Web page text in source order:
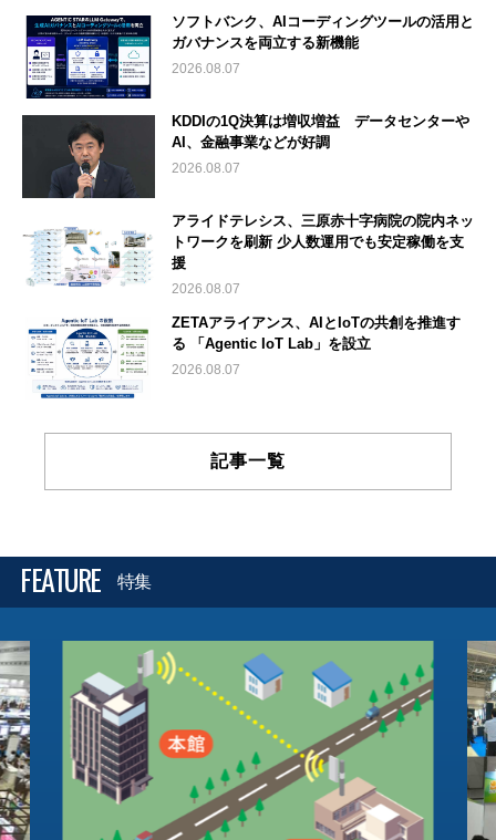
ソフトバンク、AIコーディングツールの活用と
ガバナンスを両立する新機能
2026.08.07
KDDIの1Q決算は増収増益 データセンターや
AI、金融事業などが好調
2026.08.07
アライドテレシス、三原赤十字病院の院内ネッ
トワークを刷新 少人数運用でも安定稼働を支
援
2026.08.07
ZETAアライアンス、AIとIoTの共創を推進す
る 「Agentic IoT Lab」を設立
2026.08.07
記事一覧
FEATURE 特集